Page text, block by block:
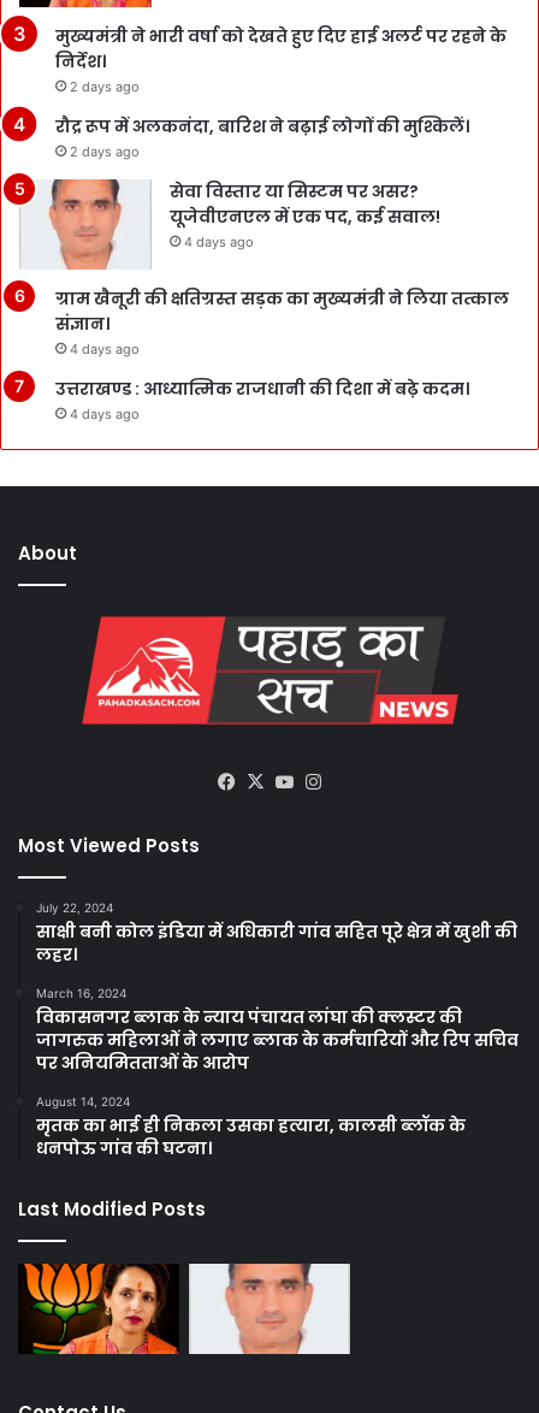
मुख्यमंत्री ने भारी वर्षा को देखते हुए दिए हाई अलर्ट पर रहने के
निर्देश।
2 days ago
रौद्र रूप में अलकनंदा, बारिश ने बढ़ाई लोगों की मुश्किलें।
2 days ago
सेवा विस्तार या सिस्टम पर असर?
यूजेवीएनएल में एक पद, कई सवाल!
4 days ago
ग्राम खैनूरी की क्षतिग्रस्त सड़क का मुख्यमंत्री ने लिया तत्काल
संज्ञान।
4 days ago
उत्तराखण्ड : आध्यात्मिक राजधानी की दिशा में बढ़े कदम।
4 days ago
About
Facebook
X YouTube
Most Viewed Posts
July 22, 2024
साक्षी बनी कोल इंडिया में अधिकारी गांव सहित पूरे क्षेत्र में खुशी की
लहर।
March 16, 2024
विकासनगर ब्लाक के न्याय पंचायत लांघा की क्लस्टर की
जागरुक महिलाओं ने लगाए ब्लाक के कर्मचारियों और रिप सचिव
पर अनियमितताओं के आरोप
August 14, 2024
मृतक का भाई ही निकला उसका हत्यारा, कालसी ब्लॉक के
धनपोऊ गांव की घटना।
Last Modified Posts